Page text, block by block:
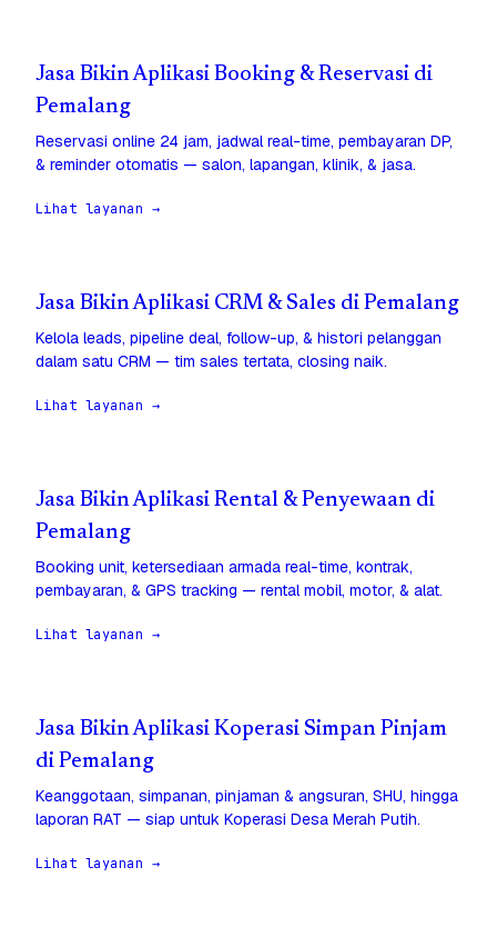
Jasa Bikin Aplikasi Booking & Reservasi di
Pemalang
Reservasi online 24 jam, jadwal real-time, pembayaran DP,
& reminder otomatis — salon, lapangan, klinik, & jasa.
Lihat layanan →
Jasa Bikin Aplikasi CRM & Sales di Pemalang
Kelola leads, pipeline deal, follow-up, & histori pelanggan
dalam satu CRM — tim sales tertata, closing naik.
Lihat layanan →
Jasa Bikin Aplikasi Rental & Penyewaan di
Pemalang
Booking unit, ketersediaan armada real-time, kontrak,
pembayaran, & GPS tracking — rental mobil, motor, & alat.
Lihat layanan →
Jasa Bikin Aplikasi Koperasi Simpan Pinjam
di Pemalang
Keanggotaan, simpanan, pinjaman & angsuran, SHU, hingga
laporan RAT — siap untuk Koperasi Desa Merah Putih.
Lihat layanan →